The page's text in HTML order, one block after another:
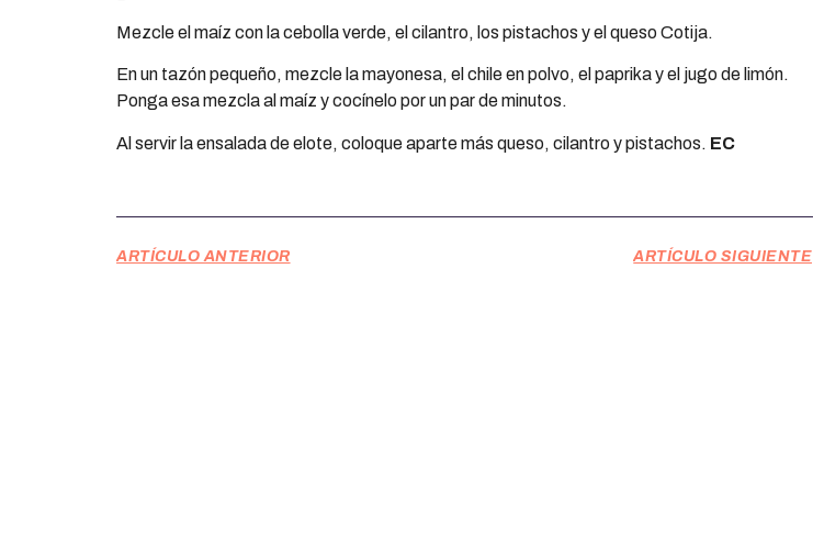
Mezcle el maíz con la cebolla verde, el cilantro, los pistachos y el queso Cotija.
En un tazón pequeño, mezcle la mayonesa, el chile en polvo, el paprika y el jugo de limón.
Ponga esa mezcla al maíz y cocínelo por un par de minutos.
Al servir la ensalada de elote, coloque aparte más queso, cilantro y pistachos. EC
ARTÍCULO ANTERIOR ARTÍCULO SIGUIENTE